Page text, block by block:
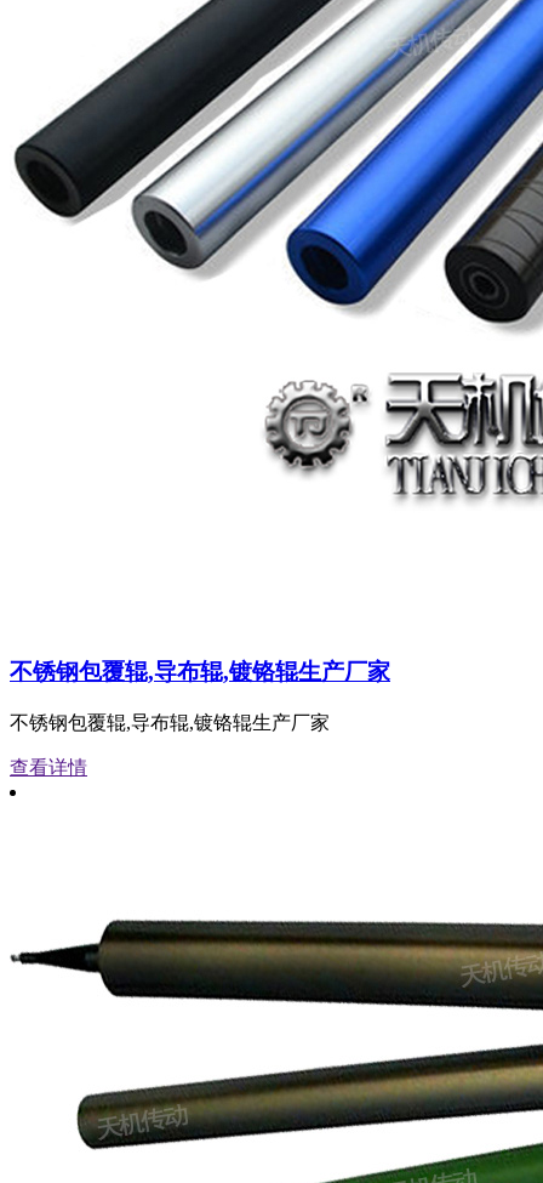
不锈钢包覆辊,导布辊,镀铬辊生产厂家
不锈钢包覆辊,导布辊,镀铬辊生产厂家
查看详情